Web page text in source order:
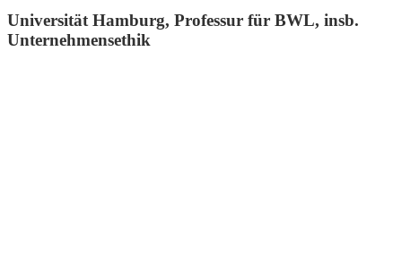
Universität Hamburg, Professur für BWL, insb.
Unternehmensethik